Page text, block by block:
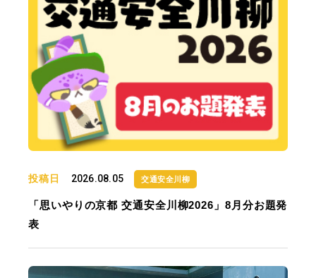
投稿日 2026.08.05 交通安全川柳
「思いやりの京都 交通安全川柳2026」8月分お題発
表